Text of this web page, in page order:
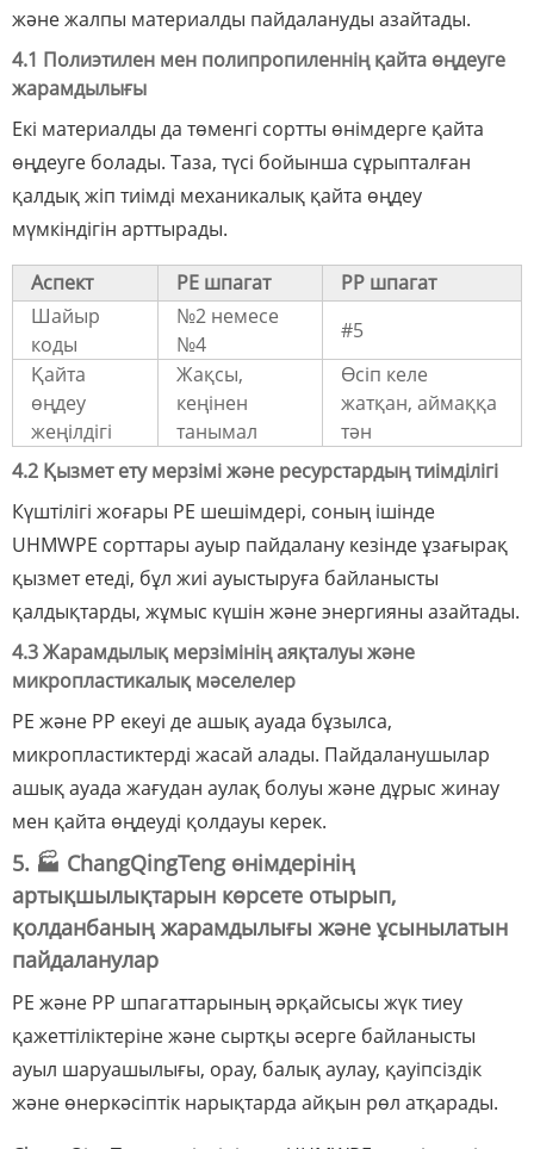
және жалпы материалды пайдалануды азайтады.
4.1 Полиэтилен мен полипропиленнің қайта өңдеуге
жарамдылығы
Екі материалды да төменгі сортты өнімдерге қайта
өңдеуге болады. Таза, түсі бойынша сұрыпталған
қалдық жіп тиімді механикалық қайта өңдеу
мүмкіндігін арттырады.
Аспект PE шпагат
PP шпагат
Шайыр
коды
№2 немесе
№4
#5
Қайта
өңдеу
жеңілдігі
Жақсы,
кеңінен
танымал
Өсіп келе
жатқан, аймаққа
тән
4.2 Қызмет ету мерзімі және ресурстардың тиімділігі
Күштілігі жоғары PE шешімдері, соның ішінде
UHMWPE сорттары ауыр пайдалану кезінде ұзағырақ
қызмет етеді, бұл жиі ауыстыруға байланысты
қалдықтарды, жұмыс күшін және энергияны азайтады.
4.3 Жарамдылық мерзімінің аяқталуы және
микропластикалық мәселелер
PE және PP екеуі де ашық ауада бұзылса,
микропластиктерді жасай алады. Пайдаланушылар
ашық ауада жағудан аулақ болуы және дұрыс жинау
мен қайта өңдеуді қолдауы керек.
5. 🏭 ChangQingTeng өнімдерінің
артықшылықтарын көрсете отырып,
қолданбаның жарамдылығы және ұсынылатын
пайдаланулар
PE және PP шпагаттарының әрқайсысы жүк тиеу
қажеттіліктеріне және сыртқы әсерге байланысты
ауыл шаруашылығы, орау, балық аулау, қауіпсіздік
және өнеркәсіптік нарықтарда айқын рөл атқарады.